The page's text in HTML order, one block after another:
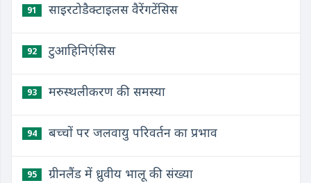
91 साइरटोडैक्टाइलस वैरेंगटेंसिस
92 टुआहिनिएंसिस
93 मरुस्थलीकरण की समस्या
94 बच्चों पर जलवायु परिवर्तन का प्रभाव
95 ग्रीनलैंड में ध्रुवीय भालू की संख्या